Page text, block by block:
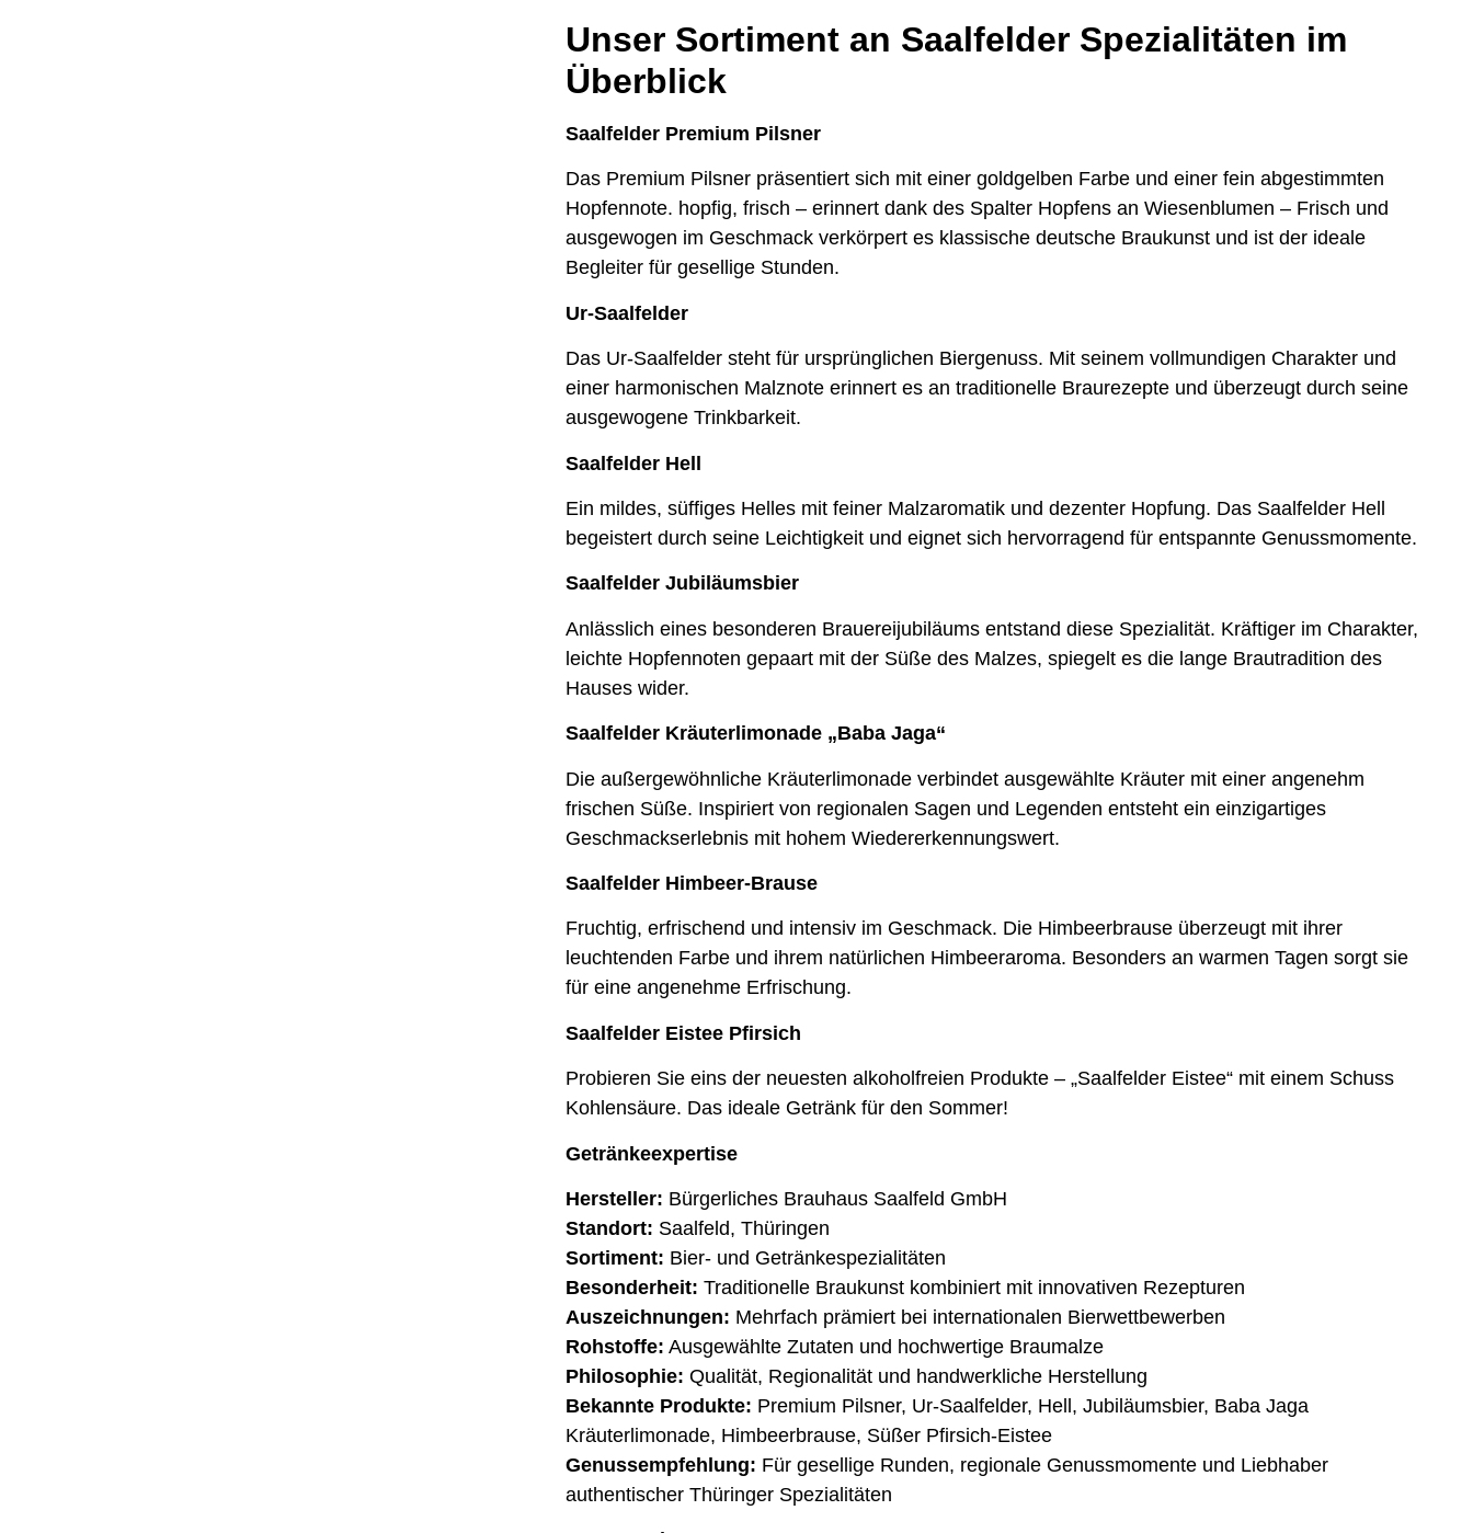
Unser Sortiment an Saalfelder Spezialitäten im
Überblick
Saalfelder Premium Pilsner
Das Premium Pilsner präsentiert sich mit einer goldgelben Farbe und einer fein abgestimmten
Hopfennote. hopfig, frisch – erinnert dank des Spalter Hopfens an Wiesenblumen – Frisch und
ausgewogen im Geschmack verkörpert es klassische deutsche Braukunst und ist der ideale
Begleiter für gesellige Stunden.
Ur-Saalfelder
Das Ur-Saalfelder steht für ursprünglichen Biergenuss. Mit seinem vollmundigen Charakter und
einer harmonischen Malznote erinnert es an traditionelle Braurezepte und überzeugt durch seine
ausgewogene Trinkbarkeit.
Saalfelder Hell
Ein mildes, süffiges Helles mit feiner Malzaromatik und dezenter Hopfung. Das Saalfelder Hell
begeistert durch seine Leichtigkeit und eignet sich hervorragend für entspannte Genussmomente.
Saalfelder Jubiläumsbier
Anlässlich eines besonderen Brauereijubiläums entstand diese Spezialität. Kräftiger im Charakter,
leichte Hopfennoten gepaart mit der Süße des Malzes, spiegelt es die lange Brautradition des
Hauses wider.
Saalfelder Kräuterlimonade „Baba Jaga“
Die außergewöhnliche Kräuterlimonade verbindet ausgewählte Kräuter mit einer angenehm
frischen Süße. Inspiriert von regionalen Sagen und Legenden entsteht ein einzigartiges
Geschmackserlebnis mit hohem Wiedererkennungswert.
Saalfelder Himbeer-Brause
Fruchtig, erfrischend und intensiv im Geschmack. Die Himbeerbrause überzeugt mit ihrer
leuchtenden Farbe und ihrem natürlichen Himbeeraroma. Besonders an warmen Tagen sorgt sie
für eine angenehme Erfrischung.
Saalfelder Eistee Pfirsich
Probieren Sie eins der neuesten alkoholfreien Produkte – „Saalfelder Eistee“ mit einem Schuss
Kohlensäure. Das ideale Getränk für den Sommer!
Getränkeexpertise
Hersteller: Bürgerliches Brauhaus Saalfeld GmbH
Standort: Saalfeld, Thüringen
Sortiment: Bier- und Getränkespezialitäten
Besonderheit: Traditionelle Braukunst kombiniert mit innovativen Rezepturen
Auszeichnungen: Mehrfach prämiert bei internationalen Bierwettbewerben
Rohstoffe: Ausgewählte Zutaten und hochwertige Braumalze
Philosophie: Qualität, Regionalität und handwerkliche Herstellung
Bekannte Produkte: Premium Pilsner, Ur-Saalfelder, Hell, Jubiläumsbier, Baba Jaga
Kräuterlimonade, Himbeerbrause, Süßer Pfirsich-Eistee
Genussempfehlung: Für gesellige Runden, regionale Genussmomente und Liebhaber
authentischer Thüringer Spezialitäten